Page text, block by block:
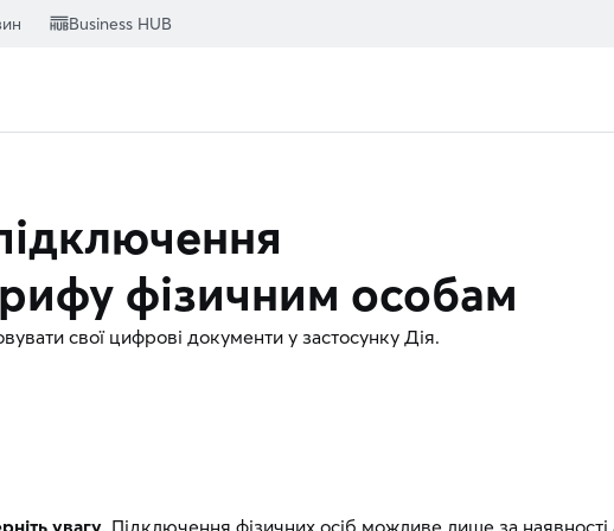
Business HUB
фізичним особам
свої цифрові документи у застосунку Дія.
увагу. Підключення фізичних осіб можливе лише за наявності